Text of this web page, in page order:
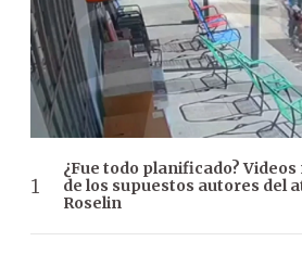
¿Fue todo planificado?
de los supuestos autores del
Roselin